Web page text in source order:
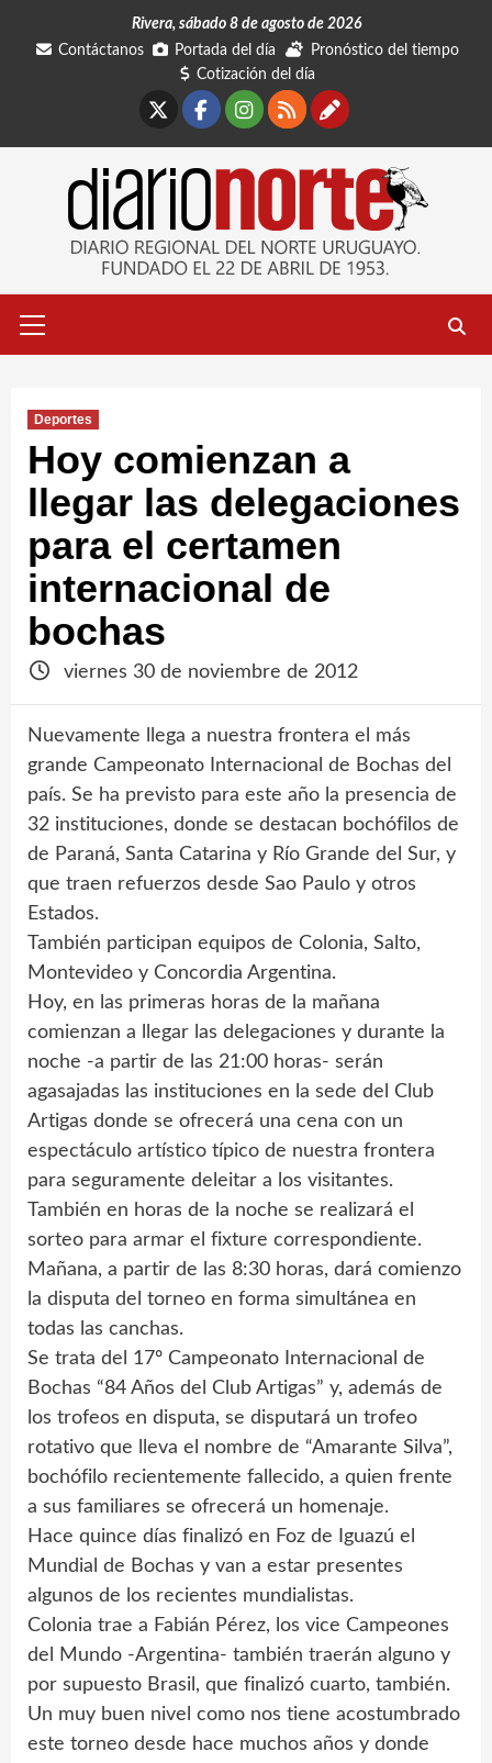
Rivera, sábado 8 de agosto de 2026
Contáctanos
Portada del día
Pronóstico del tiempo
Cotización del día
Facebook
Instagram
RSSContáctanos
primario
Deportes
Hoy comienzan a
llegar las delegaciones
para el certamen
internacional de
bochas
viernes 30 de noviembre de 2012
Nuevamente llega a nuestra frontera el más
grande Campeonato Internacional de Bochas del
país. Se ha previsto para este año la presencia de
32 instituciones, donde se destacan bochófilos de
de Paraná, Santa Catarina y Río Grande del Sur, y
que traen refuerzos desde Sao Paulo y otros
Estados.
También participan equipos de Colonia, Salto,
Montevideo y Concordia Argentina.
Hoy, en las primeras horas de la mañana
comienzan a llegar las delegaciones y durante la
noche -a partir de las 21:00 horas- serán
agasajadas las instituciones en la sede del Club
Artigas donde se ofrecerá una cena con un
espectáculo artístico típico de nuestra frontera
para seguramente deleitar a los visitantes.
También en horas de la noche se realizará el
sorteo para armar el fixture correspondiente.
Mañana, a partir de las 8:30 horas, dará comienzo
la disputa del torneo en forma simultánea en
todas las canchas.
Se trata del 17º Campeonato Internacional de
Bochas “84 Años del Club Artigas” y, además de
los trofeos en disputa, se disputará un trofeo
rotativo que lleva el nombre de “Amarante Silva”,
bochófilo recientemente fallecido, a quien frente
a sus familiares se ofrecerá un homenaje.
Hace quince días finalizó en Foz de Iguazú el
Mundial de Bochas y van a estar presentes
algunos de los recientes mundialistas.
Colonia trae a Fabián Pérez, los vice Campeones
del Mundo -Argentina- también traerán alguno y
por supuesto Brasil, que finalizó cuarto, también.
Un muy buen nivel como nos tiene acostumbrado
este torneo desde hace muchos años y donde